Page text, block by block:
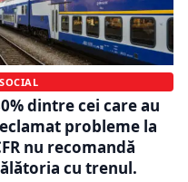
SOCIAL
dintre cei care au
probleme la
nu recomandă
cu trenul.